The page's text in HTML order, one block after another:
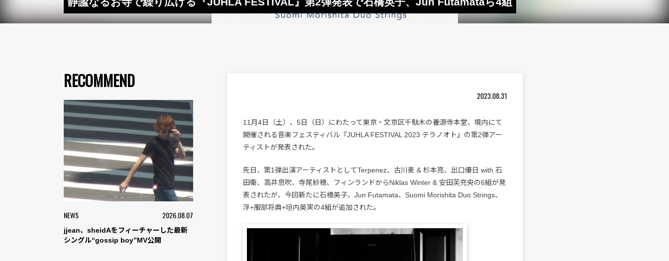
RECOMMEND
NEWS 2026.08.07
jjean、sheidAをフィーチャーした最新
シングル“gossip boy”MV公開
2023.08.31
11月4日（土）、5日（日）にわたって東京・文京区千駄木の養源寺本堂、境内にて
開催される音楽フェスティバル『JUHLA FESTIVAL 2023 テラノオト』の第2弾アー
ティストが発表された。
先日、第1弾出演アーティストとしてTerpenez、古川麦 & 杉本亮、出口優日 with 石
田衛、高井息吹、寺尾紗穂、フィンランドからNiklas Winter & 安田芙充央の6組が発
表されたが、今回新たに石橋英子、Jun Futamata、Suomi Morishita Duo Strings、
浮+服部将典+垣内英実の4組が追加された。